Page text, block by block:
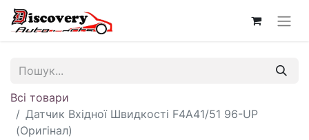
Всі товари
Датчик Вхідної Швидкості F4A41/51 96-UP
(Оригінал)